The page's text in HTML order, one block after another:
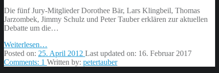
deutsches
Computerspiel“”
Die fünf Jury-Mitglieder Dorothee Bär, Lars Klingbeil, Thomas
Jarzombek, Jimmy Schulz und Peter Tauber erklären zur aktuellen
Debatte um die…
Weiterlesen
Stellungnahme
zur
…
Posted on: 25. April 2012 Last updated on: 16. Februar 2017
Comments: 1 Written by: petertauber